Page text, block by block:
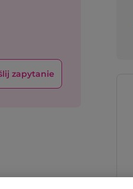
zapytanie